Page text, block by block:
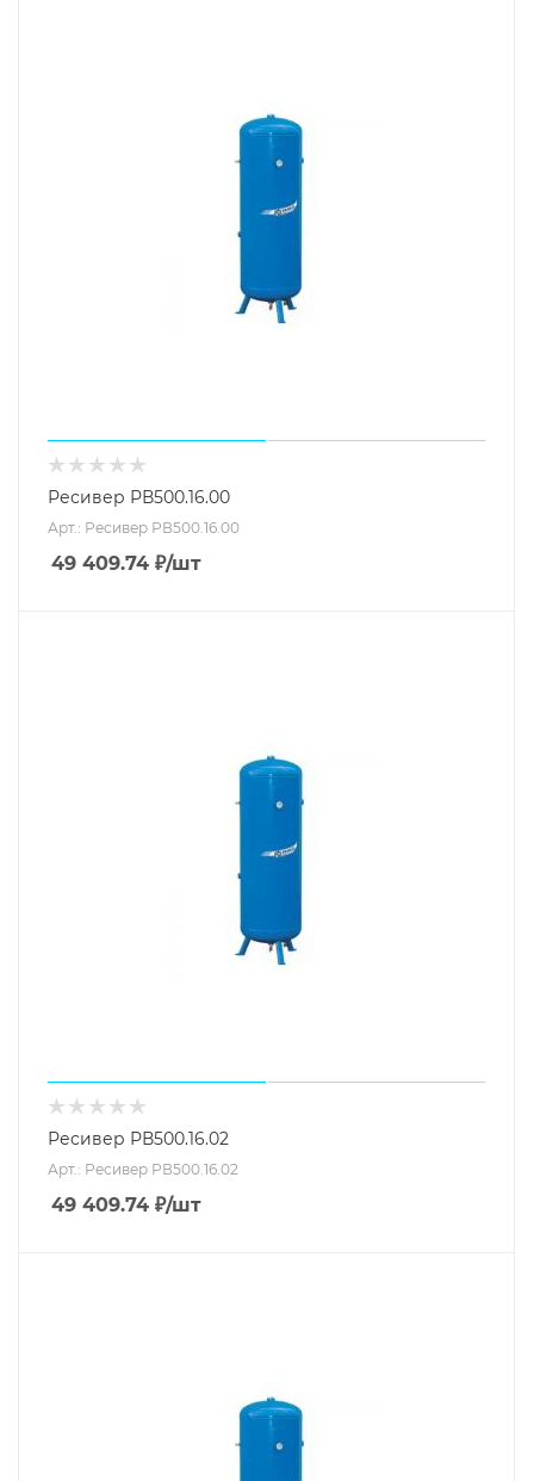
Ресивер РВ500.16.00
Арт.: Ресивер РВ500.16.00
49 409.74 ₽/шт
Ресивер РВ500.16.02
Арт.: Ресивер РВ500.16.02
49 409.74 ₽/шт